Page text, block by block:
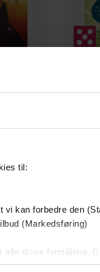
til:
vi kan forbedre den
(Markedsføring)
disse formålene.
helst trekke